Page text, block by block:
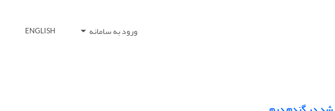
ورود به سامانه ENGLISH